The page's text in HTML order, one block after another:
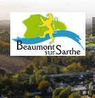
Aller
au
contenu
principal
Ouvrir le sous-menu
Ouvrir le sous-menu